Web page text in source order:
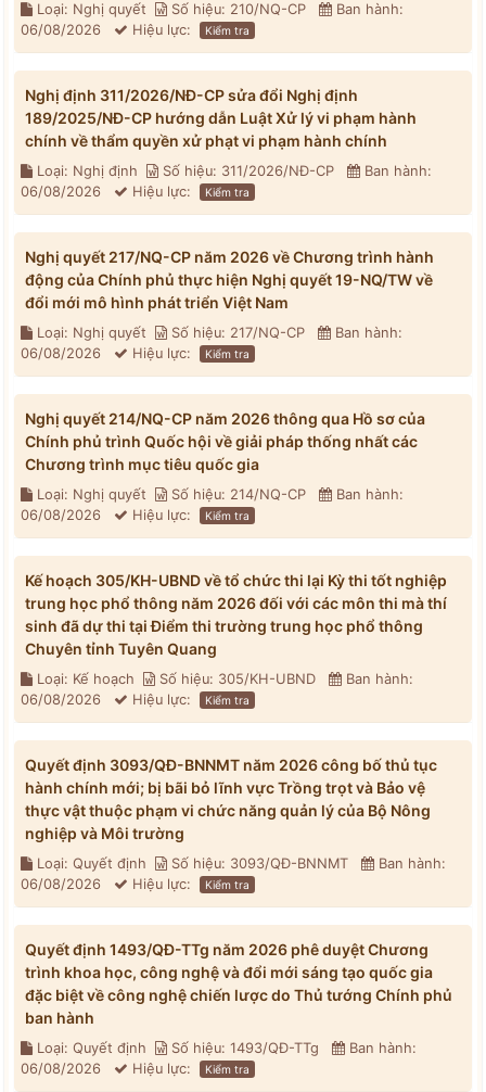
Loại: Nghị quyết Số hiệu: 210/NQ-CP
Ban hành:
06/08/2026
Hiệu lực: Kiểm tra
Nghị định 311/2026/NĐ-CP sửa đổi Nghị định
189/2025/NĐ-CP hướng dẫn Luật Xử lý vi phạm hành
chính về thẩm quyền xử phạt vi phạm hành chính
Loại: Nghị định Số hiệu: 311/2026/NĐ-CP
Ban hành:
06/08/2026
Hiệu lực: Kiểm tra
Nghị quyết 217/NQ-CP năm 2026 về Chương trình hành
động của Chính phủ thực hiện Nghị quyết 19-NQ/TW về
đổi mới mô hình phát triển Việt Nam
Loại: Nghị quyết Số hiệu: 217/NQ-CP
Ban hành:
06/08/2026
Hiệu lực: Kiểm tra
Nghị quyết 214/NQ-CP năm 2026 thông qua Hồ sơ của
Chính phủ trình Quốc hội về giải pháp thống nhất các
Chương trình mục tiêu quốc gia
Loại: Nghị quyết Số hiệu: 214/NQ-CP
Ban hành:
06/08/2026
Hiệu lực: Kiểm tra
Kế hoạch 305/KH-UBND về tổ chức thi lại Kỳ thi tốt nghiệp
trung học phổ thông năm 2026 đối với các môn thi mà thí
sinh đã dự thi tại Điểm thi trường trung học phổ thông
Chuyên tỉnh Tuyên Quang
Loại: Kế hoạch Số hiệu: 305/KH-UBND
Ban hành:
06/08/2026
Hiệu lực: Kiểm tra
Quyết định 3093/QĐ-BNNMT năm 2026 công bố thủ tục
hành chính mới; bị bãi bỏ lĩnh vực Trồng trọt và Bảo vệ
thực vật thuộc phạm vi chức năng quản lý của Bộ Nông
nghiệp và Môi trường
Loại: Quyết định Số hiệu: 3093/QĐ-BNNMT
Ban hành:
06/08/2026
Hiệu lực: Kiểm tra
Quyết định 1493/QĐ-TTg năm 2026 phê duyệt Chương
trình khoa học, công nghệ và đổi mới sáng tạo quốc gia
đặc biệt về công nghệ chiến lược do Thủ tướng Chính phủ
ban hành
Loại: Quyết định Số hiệu: 1493/QĐ-TTg
Ban hành:
06/08/2026
Hiệu lực: Kiểm tra